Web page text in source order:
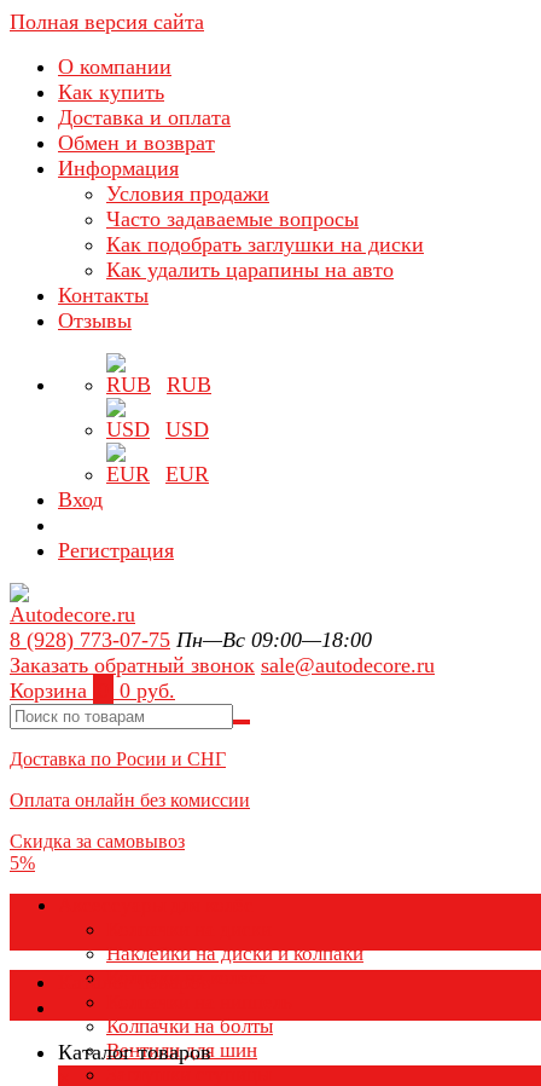
Полная версия сайта
О компании
Как купить
Доставка и оплата
Обмен и возврат
Информация
Условия продажи
Часто задаваемые вопросы
Как подобрать заглушки на диски
Как удалить царапины на авто
Контакты
Отзывы
RUB
USD
EUR
Вход
Регистрация
8 (928) 773-07-75 Пн—Вс 09:00—18:00
Заказать обратный звонок sale@autodecore.ru
Корзина
0 руб.
Доставка по Росии и СНГ
Оплата онлайн без комиссии
Скидка за самовывоз
5%
Наклейки на диски и колпаки
Колпаки на колеса
Колпачки на болты
Вентили для шин
Каталог товаров
Каталог товаров